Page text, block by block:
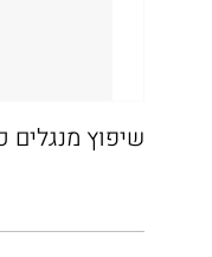
שיפוץ מנגלים